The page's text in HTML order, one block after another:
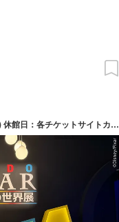
2026/03/20(金・祝) ～ 10/12(月・祝) 休館日：各チケットサイトカレンダーにてご確認ください。